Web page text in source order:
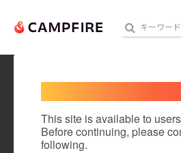
人気のプ
This site is available to
Before continuing, please
following.